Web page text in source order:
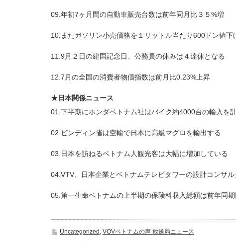
09.年初7ヶ月間の自動車販売台数は前年同月比３５%増
10.またガソリン小売価格を１リットル当たり600ドン値下
11.9月２日の建国記念日、公務員の休みは４達休となる
12.7月の全国の消費者物価指数は前月比0.23%上昇
★日本関係ニュース
01.下半期にホンダベトナム社はバイク約4000台の輸入を
02.ビンディン省は空輸で日本に高級マグロを輸出する
03.日本を訪ねるベトナム人観光客は大幅に増加している
04.VTV、日本企業とベトナムテレビタワーの設計コンサ
05.第一生命ベトナムの上半期の保険料収入総額は前年同
Uncategorized , VOVベトナムの声 放送局ニュース